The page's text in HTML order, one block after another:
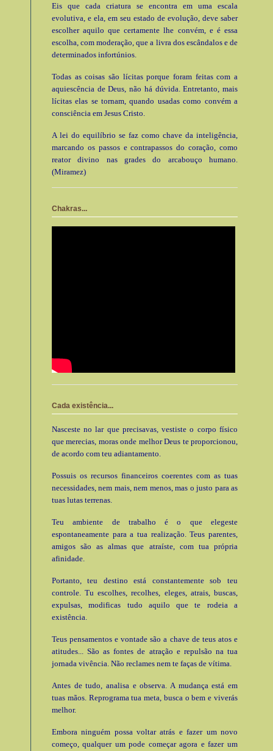
Eis que cada criatura se encontra em uma escala
evolutiva, e ela, em seu estado de evolução, deve saber
escolher aquilo que certamente lhe convém, e é essa
escolha, com moderação, que a livra dos escândalos e de
determinados infortúnios.
Todas as coisas são lícitas porque foram feitas com a
aquiescência de Deus, não há dúvida. Entretanto, mais
lícitas elas se tornam, quando usadas como convém a
consciência em Jesus Cristo.
A lei do equilíbrio se faz como chave da inteligência,
marcando os passos e contrapassos do coração, como
reator divino nas grades do arcabouço humano.
(Miramez)
Chakras...
Cada existência...
Nasceste no lar que precisavas, vestiste o corpo físico
que merecias, moras onde melhor Deus te proporcionou,
de acordo com teu adiantamento.
Possuis os recursos financeiros coerentes com as tuas
necessidades, nem mais, nem menos, mas o justo para as
tuas lutas terrenas.
Teu ambiente de trabalho é o que elegeste
espontaneamente para a tua realização. Teus parentes,
amigos são as almas que atraíste, com tua própria
afinidade.
Portanto, teu destino está constantemente sob teu
controle. Tu escolhes, recolhes, eleges, atrais, buscas,
expulsas, modificas tudo aquilo que te rodeia a
existência.
Teus pensamentos e vontade são a chave de teus atos e
atitudes... São as fontes de atração e repulsão na tua
jornada vivência. Não reclames nem te faças de vítima.
Antes de tudo, analisa e observa. A mudança está em
tuas mãos. Reprograma tua meta, busca o bem e viverás
melhor.
Embora ninguém possa voltar atrás e fazer um novo
começo, qualquer um pode começar agora e fazer um